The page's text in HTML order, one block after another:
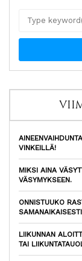
VINKEILLÄ!
MIKSI AINA
VÄSYMYKSEEN.
ONNISTUUKO
LIIKUNNAN
TAI